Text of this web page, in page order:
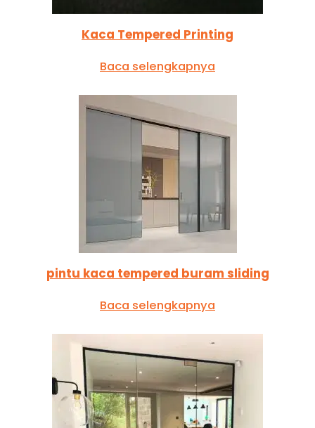
Kaca Tempered Printing
Baca selengkapnya
pintu kaca tempered buram sliding
Baca selengkapnya